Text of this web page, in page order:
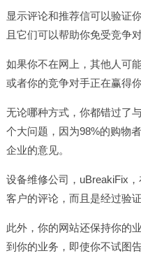
显示评论和推荐信可以验证
且它们可以帮助你免受竞争
如果你不在网上，其他人可
或者你的竞争对手正在赢得
无论哪种方式，你都错过了
个大问题，因为98%的购物
企业的意见。
设备维修公司，uBreakiFix
客户的评论，而且是经过验证
此外，你的网站还保持你的
到你的业务，即使你不试图